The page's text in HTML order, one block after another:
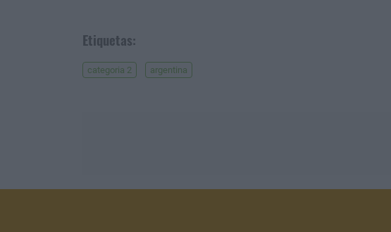
Etiquetas:
categoria 2 argentina